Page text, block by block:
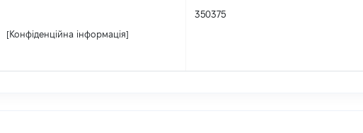
[Конфіденційна інформація]
350375